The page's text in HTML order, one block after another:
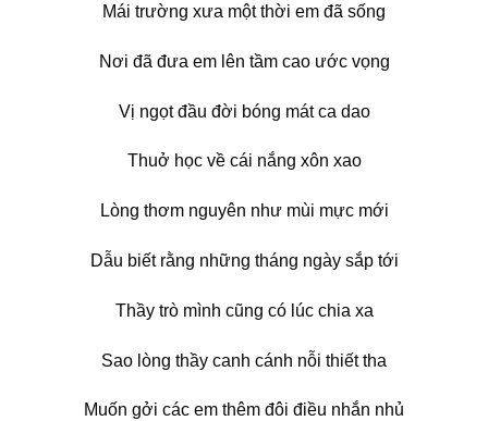
Mái trường xưa một thời em đã sống
Nơi đã đưa em lên tầm cao ước vọng
Vị ngọt đầu đời bóng mát ca dao
Thuở học về cái nắng xôn xao
Lòng thơm nguyên như mùi mực mới
Dẫu biết rằng những tháng ngày sắp tới
Thầy trò mình cũng có lúc chia xa
Sao lòng thầy canh cánh nỗi thiết tha
Muốn gởi các em thêm đôi điều nhắn nhủ